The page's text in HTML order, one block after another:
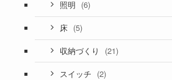
照明 (6)
床 (5)
収納づくり (21)
スイッチ (2)